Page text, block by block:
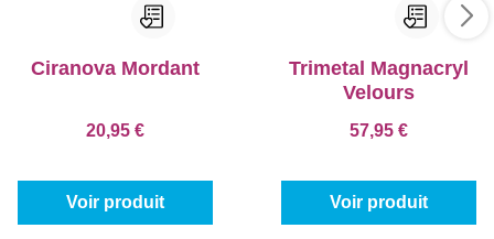
Ciranova Mordant
20,95 €
Voir produit
Trimetal Magnacryl
Velours
57,95 €
Voir produit